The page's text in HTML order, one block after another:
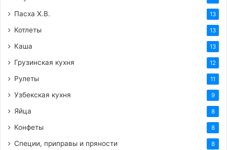
Пасха Х.В. 13
Котлеты 13
Каша 13
Грузинская кухня 12
Рулеты 11
Узбекская кухня 9
Яйца 8
Конфеты 8
Специи, приправы и пряности 8